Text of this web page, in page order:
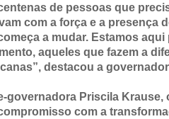
de pessoas que
com a força e a presença
a mudar. Estamos
aqueles que fazem a
destacou a
governadora Priscila
com a